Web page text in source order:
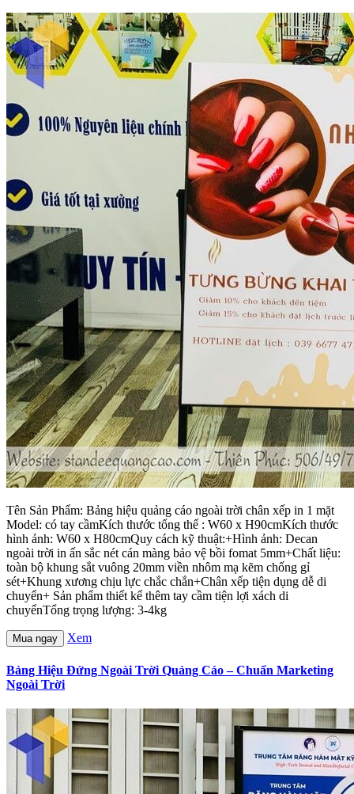
Tên Sản Phẩm: Bảng hiệu quảng cáo ngoài trời chân xếp in 1 mặt
Model: có tay cầmKích thước tổng thể : W60 x H90cmKích thước
hình ảnh: W60 x H80cmQuy cách kỹ thuật:+Hình ảnh: Decan
ngoài trời in ấn sắc nét cán màng bảo vệ bồi fomat 5mm+Chất liệu:
toàn bộ khung sắt vuông 20mm viền nhôm mạ kẽm chống gỉ
sét+Khung xương chịu lực chắc chắn+Chân xếp tiện dụng dễ di
chuyển+ Sản phẩm thiết kế thêm tay cầm tiện lợi xách di
chuyểnTổng trọng lượng: 3-4kg
Mua ngay Xem
Bảng Hiệu Đứng Ngoài Trời Quảng Cáo – Chuẩn Marketing
Ngoài Trời